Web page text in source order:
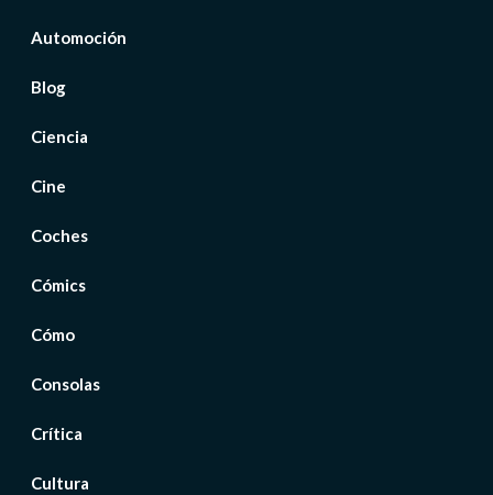
Automoción
Blog
Ciencia
Cine
Coches
Cómics
Cómo
Consolas
Crítica
Cultura